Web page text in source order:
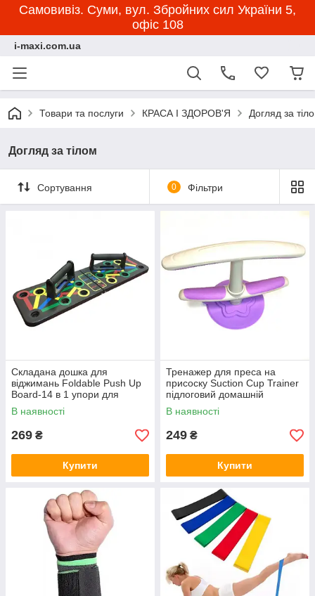
Самовивіз. Суми, вул. Збройних сил України 5,
офіс 108
i-maxi.com.ua
Товари та послуги КРАСА І ЗДОРОВ'Я Догляд за
Догляд за тілом
Сортування 0 Фільтри
Складана дошка для
віджимань Foldable Push Up
Board-14 в 1 упори для
віджимань
В наявності
269 ₴
Купити
Тренажер для преса на
присоску Suction Cup Trainer
підлоговий домашній
тренажер для преса
Фіолетовий
В наявності
249 ₴
Купити